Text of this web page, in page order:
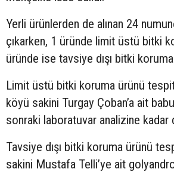
Yerli ürünlerden de alınan 24
çıkarken, 1 üründe limit üstü bitki
üründe ise tavsiye dışı bitki
Limit üstü bitki koruma ürünü
köyü sakini Turgay Çoban’a ait
sonraki laboratuvar analizine kadar
Tavsiye dışı bitki koruma ürünü
sakini Mustafa Telli’ye ait